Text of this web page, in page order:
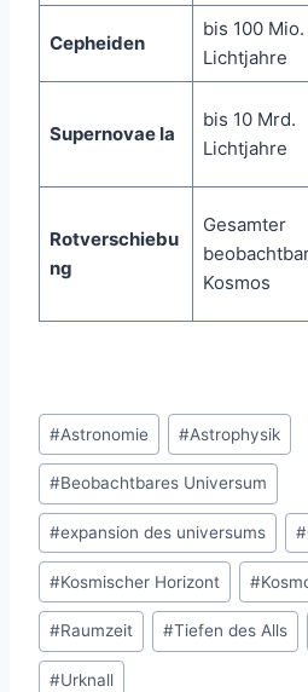
Cepheiden
bis 100 Mio.
Lichtjahre
Supernovae Ia
bis 10 Mrd.
Lichtjahre
Rotverschiebu
ng
Gesamter
Kosmos
Schlagworte:
#Astronomie #Astrophysik
#Beobachtbares Universum
#expansion des universums #
#Kosmischer Horizont #
#Raumzeit #Tiefen des Alls
#Urknall